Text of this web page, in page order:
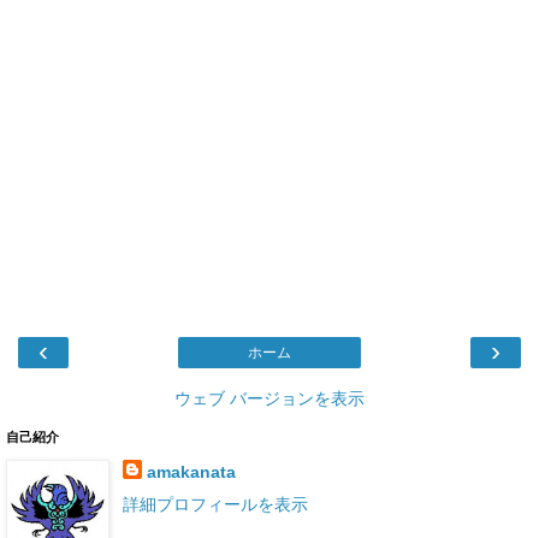
‹ ›
ホーム
ウェブ バージョンを表示
自己紹介
amakanata
詳細プロフィールを表示